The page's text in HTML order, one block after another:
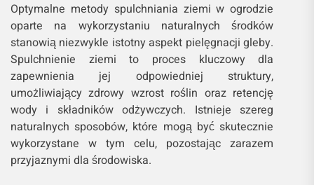
Optymalne metody spulchniania ziemi w ogrodzie
oparte na wykorzystaniu naturalnych środków
stanowią niezwykle istotny aspekt pielęgnacji gleby.
Spulchnienie ziemi to proces kluczowy dla
zapewnienia jej odpowiedniej struktury,
umożliwiający zdrowy wzrost roślin oraz retencję
wody i składników odżywczych. Istnieje szereg
naturalnych sposobów, które mogą być skutecznie
wykorzystane w tym celu, pozostając zarazem
przyjaznymi dla środowiska.